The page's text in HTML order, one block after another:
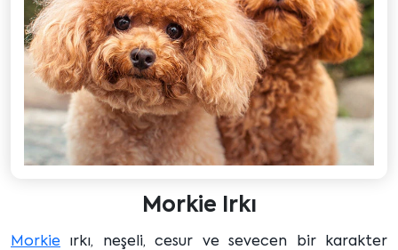
Morkie Irkı
Morkie ırkı, neşeli, cesur ve sevecen bir karakter